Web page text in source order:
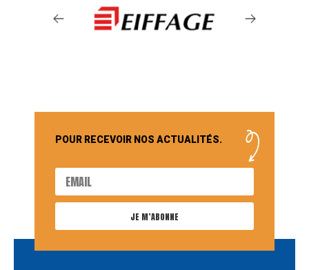
POUR RECEVOIR NOS ACTUALITÉS.
JE M’ABONNE